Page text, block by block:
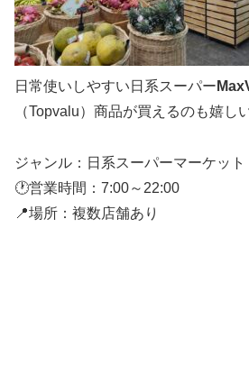
日常使いしやすい日系スーパー
（Topvalu）商品が買えるのも嬉し
ジャンル：日系スーパーマーケット
🕐営業時間：7:00～22:00
📍場所：複数店舗あり